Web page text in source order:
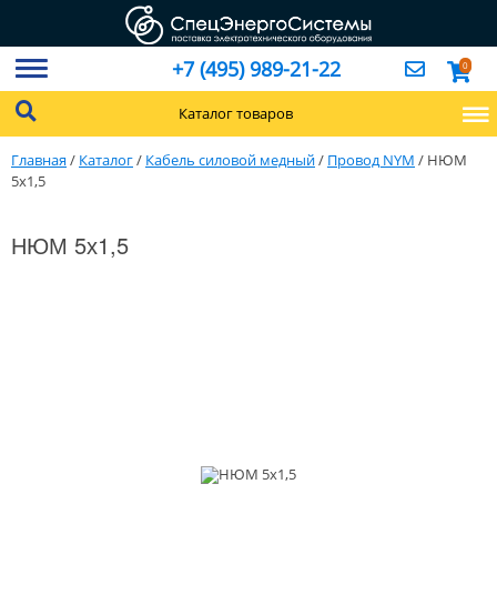
+7 (495) 989-21-22 0
Каталог товаров
Главная/ Каталог/ Кабель силовой медный/ Провод NYM / НЮМ
5х1,5
НЮМ 5х1,5